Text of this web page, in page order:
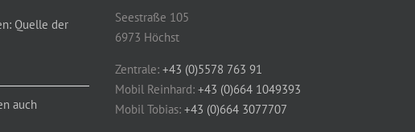
Quelle der
auch
Seestraße 105
6973 Höchst
Zentrale: +43 (0)5578 763 91
Mobil Reinhard: +43 (0)664 1049393
Mobil Tobias: +43 (0)664 3077707